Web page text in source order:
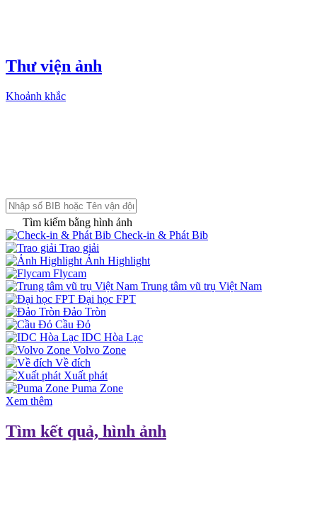
Thư viện ảnh
Khoảnh khắc
Tìm kiếm bằng hình ảnh
Check-in & Phát Bib
Trao giải
Ảnh Highlight
Flycam
Trung tâm vũ trụ Việt Nam
Đại học FPT
Đảo Tròn
Cầu Đỏ
IDC Hòa Lạc
Volvo Zone
Về đích
Xuất phát
Puma Zone
Xem thêm
Tìm kết quả, hình ảnh